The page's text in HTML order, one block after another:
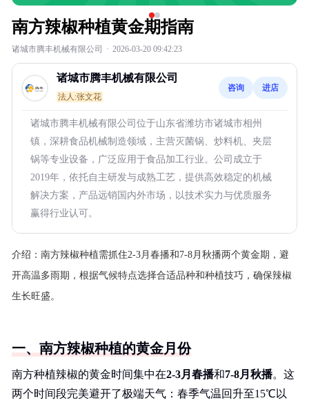
南方辣椒种植黄金期指南
诸城市腾丰机械有限公司 · 2026-03-20 09:42:23
诸城市腾丰机械有限公司
法人:张文花
咨询 进店
诸城市腾丰机械有限公司位于山东省潍坊市诸城市相州
镇，深耕食品机械制造领域，主营灭菌锅、炒料机、夹层
锅等专业设备，广泛应用于食品加工行业。公司成立于
2019年，依托自主研发与成熟工艺，提供高效稳定的机械
解决方案，产品远销国内外市场，以技术实力与优质服务
赢得行业认可。
介绍： 南方辣椒种植需抓住2-3月春播和7-8月秋播两个黄金期，避
开高温多雨期，根据气候特点选择合适品种和种植技巧，确保辣椒
生长旺盛。
一、南方辣椒种植的黄金月份
南方种植辣椒的黄金时间集中在2-3月春播和7-8月秋播。这
两个时间段完美避开了极端天气：春季气温回升至15℃以